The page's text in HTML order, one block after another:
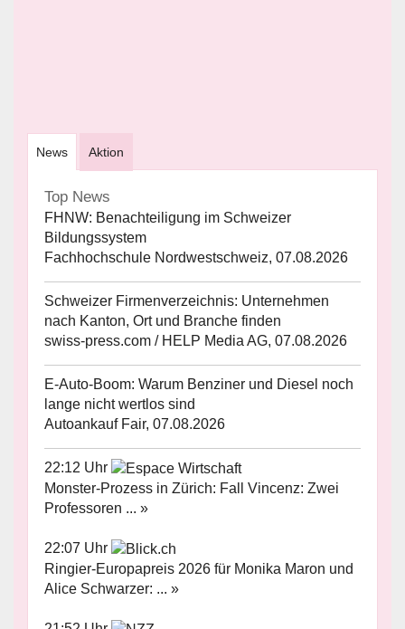
News Aktion
Top News
FHNW: Benachteiligung im Schweizer
Bildungssystem
Fachhochschule Nordwestschweiz, 07.08.2026
Schweizer Firmenverzeichnis: Unternehmen
nach Kanton, Ort und Branche finden
swiss-press.com / HELP Media AG, 07.08.2026
E-Auto-Boom: Warum Benziner und Diesel noch
lange nicht wertlos sind
Autoankauf Fair, 07.08.2026
22:12 Uhr
Monster-Prozess in Zürich: Fall Vincenz: Zwei
Professoren ... »
22:07 Uhr
Ringier-Europapreis 2026 für Monika Maron und
Alice Schwarzer: ... »